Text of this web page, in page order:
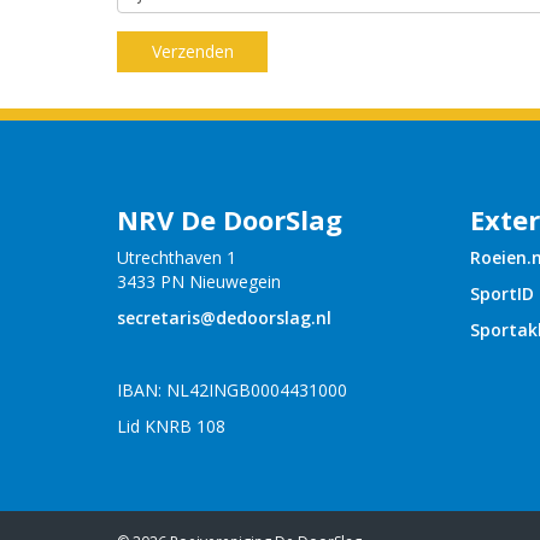
Verzenden
NRV De DoorSlag
Utrechthaven 1
3433 PN Nieuwegein
siraterces@dedoorslag.nl
IBAN: NL42INGB0004431000
Lid KNRB 108
SportID